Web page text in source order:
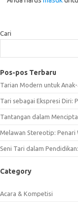
Cari
Pos-pos Terbaru
Tarian Modern untuk
Tari sebagai Ekspresi Diri:
Tantangan dalam
Melawan Stereotip: Penari
Seni Tari dalam
Category
Acara & Kompetisi